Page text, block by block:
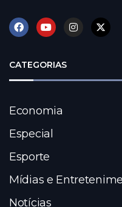
CATEGORIAS
Economia
Especial
Esporte
Mídias e
Notícias